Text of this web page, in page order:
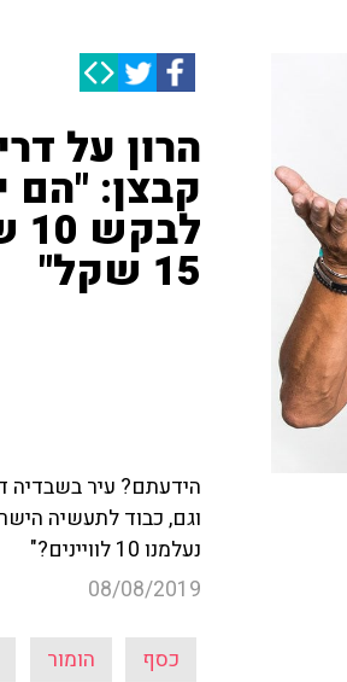
הרון על
קבצן: "הם
15 שקל"
הידעתם? עיר בשבדיה
נעלמנו 10 לוויינים?"
08/08/2019
כסף הומור